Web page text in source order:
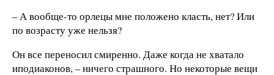
– А вообще-то орлецы мне положено класть, нет? Или
по возрасту уже нельзя?
Он все переносил смиренно. Даже когда не хватало
иподиаконов, – ничего страшного. Но некоторые вещи